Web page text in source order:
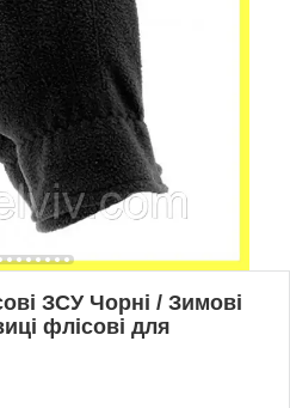
ЗСУ Чорні / Зимові
флісові для